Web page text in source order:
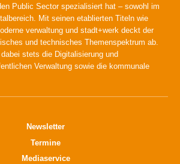
Public Sector spezialisiert hat – sowohl im
Mit seinen etablierten Titeln wie
verwaltung und stadt+werk deckt der
und technisches Themenspektrum ab.
stets die Digitalisierung und
Verwaltung sowie die kommunale
Newsletter
Termine
Mediaservice